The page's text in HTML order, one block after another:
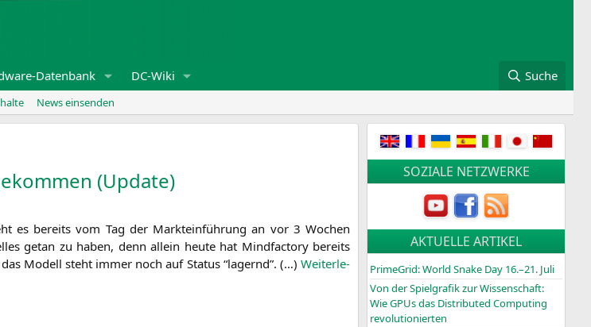
Datenbank DC-Wiki Suche
News einsenden
(Update)
es bereits vom Tag der Markt­ein­füh­rung an vor 3 Wochen
getan zu haben, denn allein heu­te hat Mind­fac­to­ry bereits
Modell steht immer noch auf Sta­tus “lagernd”. (…)Wei­ter­le­
SOZIALE NETZWERKE
AKTUELLE ARTIKEL
PrimeGrid: World Snake Day 16.–21. Juli
Von der Spielgrafik zur Wissenschaft:
Wie GPUs das Distributed Computing
revolutionierten